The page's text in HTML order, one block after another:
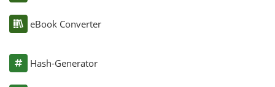
eBook Converter
Hash-Generator